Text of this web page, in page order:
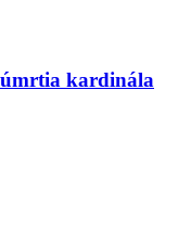
kardinála